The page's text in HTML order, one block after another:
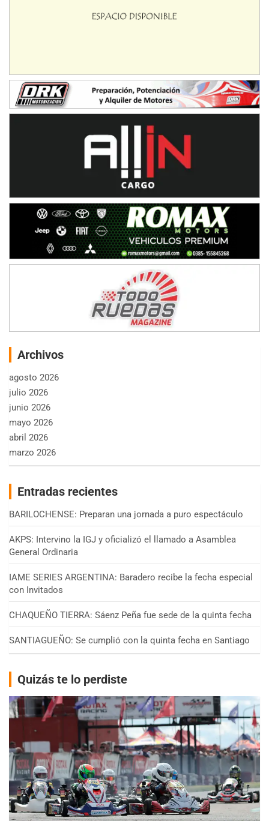
Archivos
agosto 2026
julio 2026
junio 2026
mayo 2026
abril 2026
marzo 2026
Entradas recientes
BARILOCHENSE: Preparan una jornada a puro espectáculo
AKPS: Intervino la IGJ y oficializó el llamado a Asamblea
General Ordinaria
IAME SERIES ARGENTINA: Baradero recibe la fecha especial
con Invitados
CHAQUEÑO TIERRA: Sáenz Peña fue sede de la quinta fecha
SANTIAGUEÑO: Se cumplió con la quinta fecha en Santiago
Quizás te lo perdiste